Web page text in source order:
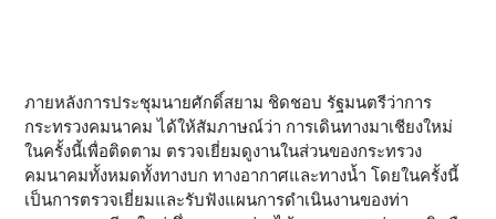
ภายหลังการประชุมนายศักดิ์สยาม ชิดชอบ รัฐมนตรีว่าการ
กระทรวงคมนาคม ได้ให้สัมภาษณ์ว่า การเดินทางมาเชียงใหม่
ในครั้งนี้เพื่อติดตาม ตรวจเยี่ยมดูงานในส่วนของกระทรวง
คมนาคมทั้งหมดทั้งทางบก ทางอากาศและทางน้ำ โดยในครั้งนี้
เป็นการตรวจเยี่ยมและรับฟังแผนการดำเนินงานของท่า